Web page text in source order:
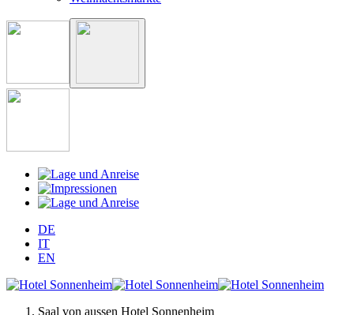
DE
IT
EN
Saal von aussen Hotel Sonnenheim